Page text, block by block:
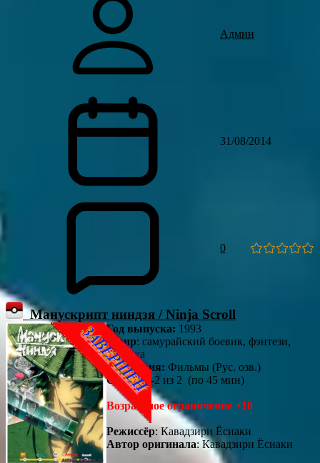
Админ
31/08/2014
0
Манускрипт ниндзя / Ninja Scroll
Год выпуска: 1993
Жанр: самурайский боевик, фэнтези,
эротика
Категория: Фильмы (Рус. озв.)
Серии: 1-2 из 2 (по 45 мин)
Возрастное ограничение +18
Режиссёр: Кавадзири Ёсиаки
Автор оригинала: Кавадзири Ёсиаки